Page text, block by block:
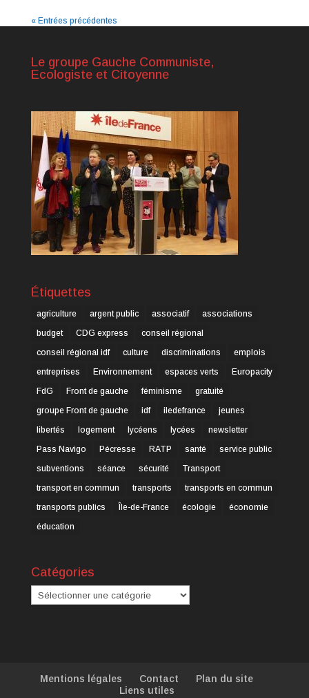
« Entrées précédentes
Le groupe Gauche Communiste,
Ecologiste et Citoyenne
Étiquettes
agriculture argent public associatif
associations
budget
CDG express
conseil régional
conseil régional idf
culture discriminations
emplois
entreprises
Environnement espaces verts
Europacity
FdG
Front de gauche féminisme
gratuité
groupe Front de gauche
idf iledefrance
jeunes
libertés
logement lycéens lycées
newsletter
Pass Navigo
Pécresse RATP santé
service public
subventions
séance sécurité
Transport
transport en commun
transports
transports en commun
transports publics
Île-de-France écologie
économie
éducation
Catégories
Catégories
Mentions légales Contact
Plan du site
Liens utiles